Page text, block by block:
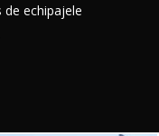
echipajele